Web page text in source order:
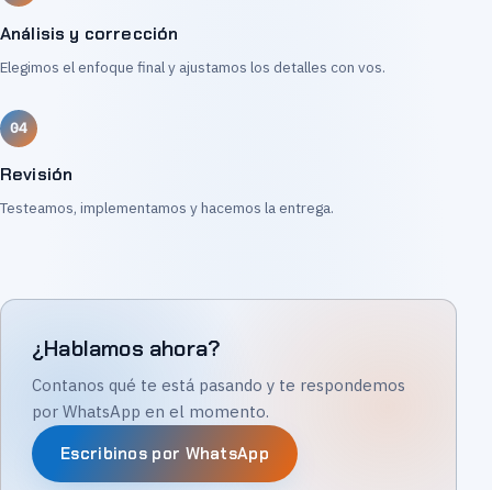
Análisis y corrección
Elegimos el enfoque final y ajustamos los detalles con vos.
Revisión
Testeamos, implementamos y hacemos la entrega.
¿Hablamos ahora?
Contanos qué te está pasando y te respondemos
por WhatsApp en el momento.
Escribinos por WhatsApp